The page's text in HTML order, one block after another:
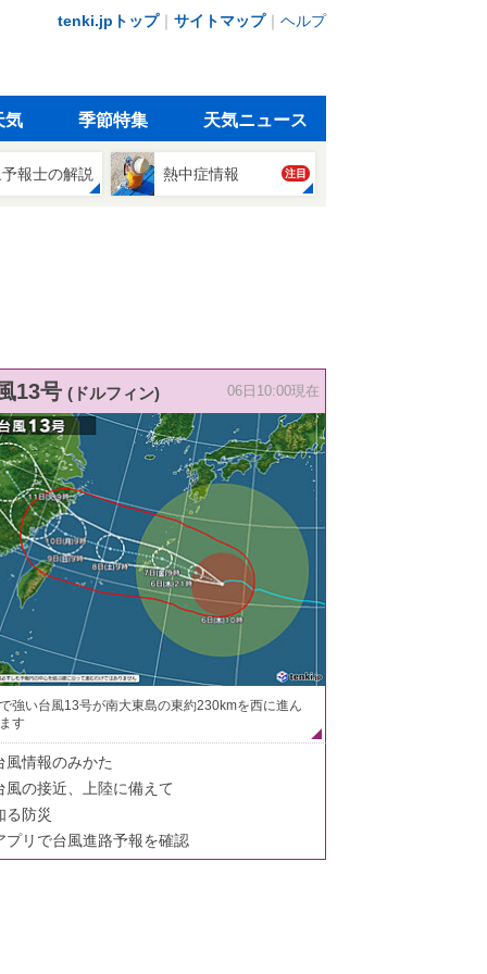
tenki.jpトップ｜ サイトマップ｜ ヘルプ
気 季節特集 天気ニュース
報士の解説 熱中症情報 注目
13号 (ドルフィン) 06日10:00現在
強い台風13号が南大東島の東約230kmを西に進ん
す
風情報のみかた
風の接近、上陸に備えて
る防災
プリで台風進路予報を確認